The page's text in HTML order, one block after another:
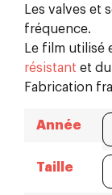
Les valves et
fréquence.
Le film utilisé
résistant et
Fabrication
Année
Taille